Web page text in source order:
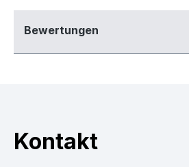
Bewertungen
Kontakt